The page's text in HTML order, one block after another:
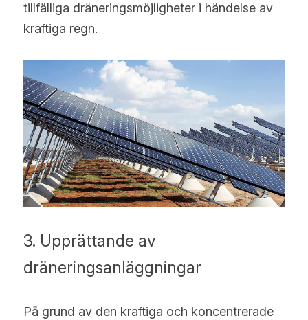
tillfälliga dräneringsmöjligheter i händelse av
kraftiga regn.
3. Upprättande av
dräneringsanläggningar
På grund av den kraftiga och koncentrerade